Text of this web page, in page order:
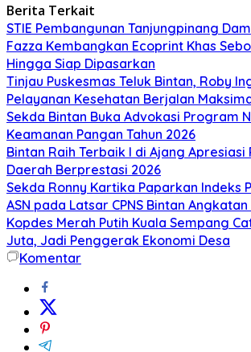
Berita Terkait
STIE Pembangunan Tanjungpinang
Fazza Kembangkan Ecoprint Khas
Hingga Siap Dipasarkan
Tinjau Puskesmas Teluk Bintan, Roby
Pelayanan Kesehatan Berjalan
Sekda Bintan Buka Advokasi Program
Keamanan Pangan Tahun 2026
Bintan Raih Terbaik I di Ajang Apresiasi
Daerah Berprestasi 2026
Sekda Ronny Kartika Paparkan Indeks
ASN pada Latsar CPNS Bintan Angkatan
Kopdes Merah Putih Kuala Sempang
Juta, Jadi Penggerak Ekonomi Desa
Komentar